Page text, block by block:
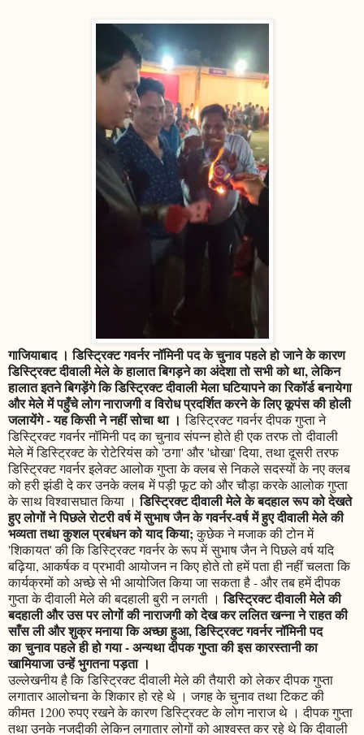
गाजियाबाद । डिस्ट्रिक्ट गवर्नर नॉमिनी पद के चुनाव पहले हो जाने के कारण
डिस्ट्रिक्ट दीवाली मेले के हालात बिगड़ने का अंदेशा तो सभी को था, लेकिन
हालात इतने बिगड़ेंगे कि डिस्ट्रिक्ट दीवाली मेला घटियापने का रिकॉर्ड बनायेगा
और मेले में पहुँचे लोग नाराजगी व विरोध प्रदर्शित करने के लिए कूपंस की होली
जलायेंगे - यह किसी ने नहीं सोचा था । डिस्ट्रिक्ट गवर्नर दीपक गुप्ता ने
डिस्ट्रिक्ट गवर्नर नॉमिनी पद का चुनाव संपन्न होते ही एक तरफ तो दीवाली
मेले में डिस्ट्रिक्ट के रोटेरियंस को 'ठगा' और 'धोखा' दिया, तथा दूसरी तरफ
डिस्ट्रिक्ट गवर्नर इलेक्ट आलोक गुप्ता के क्लब से निकले सदस्यों के नए क्लब
को हरी झंडी दे कर उनके क्लब में पड़ी फूट को और चौड़ा करके आलोक गुप्ता
के साथ विश्वासघात किया ।डिस्ट्रिक्ट दीवाली मेले के बदहाल रूप को देखते
हुए लोगों ने पिछले रोटरी वर्ष में सुभाष जैन के गवर्नर-वर्ष में हुए दीवाली मेले की
भव्यता तथा कुशल प्रबंधन को याद किया;कुछेक ने मजाक की टोन में
'शिकायत' की कि डिस्ट्रिक्ट गवर्नर के रूप में सुभाष जैन ने पिछले वर्ष यदि
बढ़िया, आकर्षक व प्रभावी आयोजन न किए होते तो हमें पता ही नहीं चलता कि
कार्यक्रमों को अच्छे से भी आयोजित किया जा सकता है - और तब हमें दीपक
गुप्ता के दीवाली मेले की बदहाली बुरी न लगती ।डिस्ट्रिक्ट दीवाली मेले की
बदहाली और उस पर लोगों की नाराजगी को देख कर ललित खन्ना ने राहत की
साँस ली और शुक्र मनाया कि अच्छा हुआ, डिस्ट्रिक्ट गवर्नर नॉमिनी पद
का चुनाव पहले ही हो गया - अन्यथा दीपक गुप्ता की इस कारस्तानी का
खामियाजा उन्हें भुगतना पड़ता ।
उल्लेखनीय है कि डिस्ट्रिक्ट दीवाली मेले की तैयारी को लेकर दीपक गुप्ता
लगातार आलोचना के शिकार हो रहे थे । जगह के चुनाव तथा टिकट की
कीमत 1200 रुपए रखने के कारण डिस्ट्रिक्ट के लोग नाराज थे । दीपक गुप्ता
तथा उनके नजदीकी लेकिन लगातार लोगों को आश्वस्त कर रहे थे कि दीवाली